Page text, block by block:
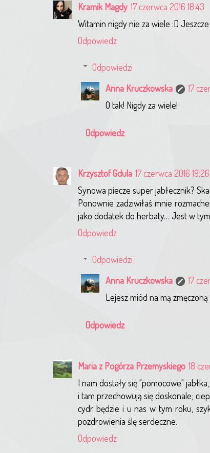
Kramik Magdy 17 czerwca 2016 18:43
Witamin nigdy nie za wiele :D
Odpowiedz
Odpowiedzi
Anna Kruczkowska
17
O tak! Nigdy za wiele!
Odpowiedz
Krzysztof Gdula 17 czerwca 2016 19:26
Synowa piecze super jabłecznik?
Ponownie zadziwiłaś mnie
jako dodatek do herbaty… Jest w
Odpowiedz
Odpowiedzi
Anna Kruczkowska
17
Lejesz miód na mą
Odpowiedz
Maria z Pogórza Przemyskiego 18
I nam dostały się "pomocowe"
i tam przechowują się doskonale;
cydr będzie i u nas w tym roku,
pozdrowienia ślę serdeczne.
Odpowiedz